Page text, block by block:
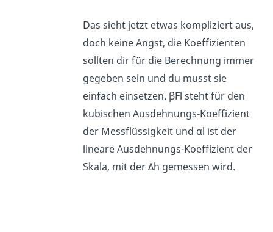
Das sieht jetzt etwas kompliziert aus,
doch keine Angst, die Koeffizienten
sollten dir für die Berechnung immer
gegeben sein und du musst sie
einfach einsetzen. βFl steht für den
kubischen Ausdehnungs-Koeffizient
der Messflüssigkeit und αl ist der
lineare Ausdehnungs-Koeffizient der
Skala, mit der Δh gemessen wird.